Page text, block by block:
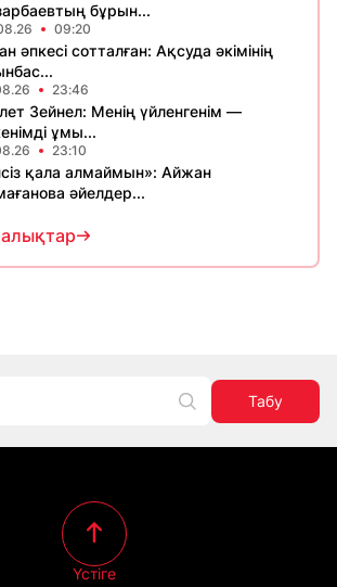
бұрын...
09:20
әпкесі сотталған: Ақсуда әкімінің
23:46
Зейнел: Менің үйленгенім —
ұмы...
23:10
қала алмаймын»: Айжан
әйелдер...
Табу
Үстіге